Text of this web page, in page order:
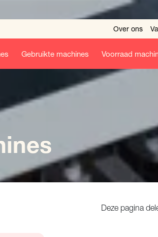
Over ons
Gebruikte machines Voorraad
Deze pagina